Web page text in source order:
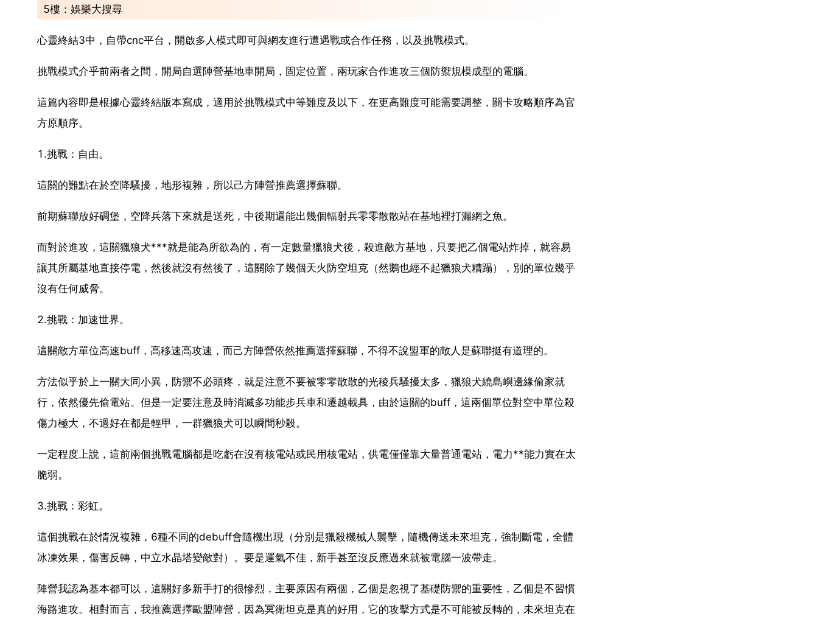
5樓：娛樂大搜尋
心靈終結3中，自帶cnc平台，開啟多人模式即可與網友進行遭遇戰或合作任務，以及挑戰模式。
挑戰模式介乎前兩者之間，開局自選陣營基地車開局，固定位置，兩玩家合作進攻三個防禦規模成型的電腦。
這篇內容即是根據心靈終結版本寫成，適用於挑戰模式中等難度及以下，在更高難度可能需要調整，關卡攻略順序為官
方原順序。
1.挑戰：自由。
這關的難點在於空降騷擾，地形複雜，所以己方陣營推薦選擇蘇聯。
前期蘇聯放好碉堡，空降兵落下來就是送死，中後期還能出幾個輻射兵零零散散站在基地裡打漏網之魚。
而對於進攻，這關獵狼犬***就是能為所欲為的，有一定數量獵狼犬後，殺進敵方基地，只要把乙個電站炸掉，就容易
讓其所屬基地直接停電，然後就沒有然後了，這關除了幾個天火防空坦克（然鵝也經不起獵狼犬糟蹋），別的單位幾乎
沒有任何威脅。
2.挑戰：加速世界。
這關敵方單位高速buff，高移速高攻速，而己方陣營依然推薦選擇蘇聯，不得不說盟軍的敵人是蘇聯挺有道理的。
方法似乎於上一關大同小異，防禦不必頭疼，就是注意不要被零零散散的光稜兵騷擾太多，獵狼犬繞島嶼邊緣偷家就
行，依然優先偷電站。但是一定要注意及時消滅多功能步兵車和遷越載具，由於這關的buff，這兩個單位對空中單位殺
傷力極大，不過好在都是輕甲，一群獵狼犬可以瞬間秒殺。
一定程度上說，這前兩個挑戰電腦都是吃虧在沒有核電站或民用核電站，供電僅僅靠大量普通電站，電力**能力實在太
脆弱。
3.挑戰：彩虹。
這個挑戰在於情況複雜，6種不同的debuff會隨機出現（分別是獵殺機械人襲擊，隨機傳送未來坦克，強制斷電，全體
冰凍效果，傷害反轉，中立水晶塔變敵對）。要是運氣不佳，新手甚至沒反應過來就被電腦一波帶走。
陣營我認為基本都可以，這關好多新手打的很慘烈，主要原因有兩個，乙個是忽視了基礎防禦的重要性，乙個是不習慣
海路進攻。相對而言，我推薦選擇歐盟陣營，因為冥衛坦克是真的好用，它的攻擊方式是不可能被反轉的，未來坦克在